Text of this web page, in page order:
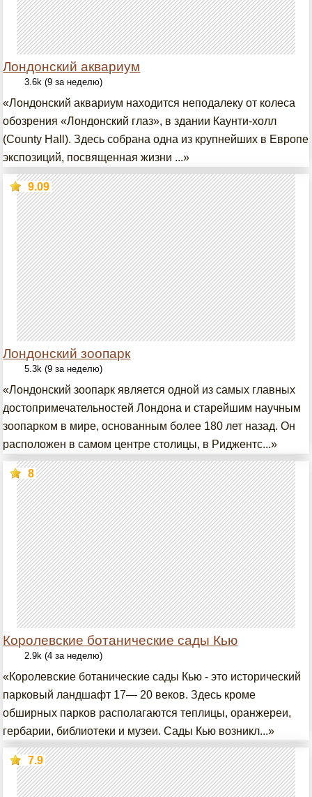
Лондонский аквариум
3.6k (9 за неделю)
«Лондонский аквариум находится неподалеку от колеса
обозрения «Лондонский глаз», в здании Каунти-холл
(County Hall). Здесь собрана одна из крупнейших в Европе
экспозиций, посвященная жизни ...»
Лондонский зоопарк
9.09
5.3k (9 за неделю)
«Лондонский зоопарк является одной из самых главных
достопримечательностей Лондона и старейшим научным
зоопарком в мире, основанным более 180 лет назад. Он
расположен в самом центре столицы, в Риджентс...»
Королевские ботанические сады Кью
8
2.9k (4 за неделю)
«Королевские ботанические сады Кью - это исторический
парковый ландшафт 17— 20 веков. Здесь кроме
обширных парков располагаются теплицы, оранжереи,
гербарии, библиотеки и музеи. Сады Кью возникл...»
7.9